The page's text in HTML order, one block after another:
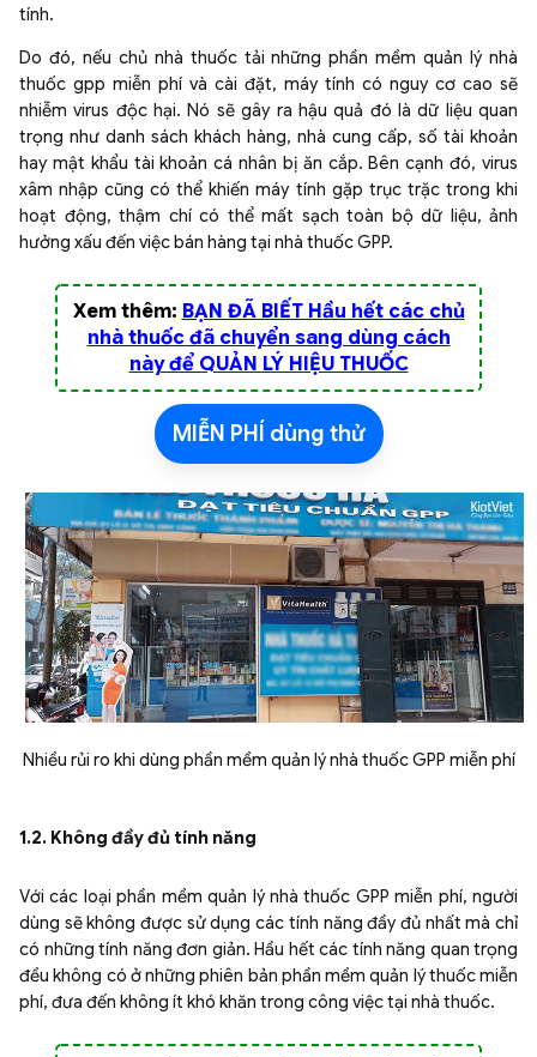
tính.
Do đó, nếu chủ nhà thuốc tải những phần mềm quản lý nhà
thuốc gpp miễn phí và cài đặt, máy tính có nguy cơ cao sẽ
nhiễm virus độc hại. Nó sẽ gây ra hậu quả đó là dữ liệu quan
trọng như danh sách khách hàng, nhà cung cấp, số tài khoản
hay mật khẩu tài khoản cá nhân bị ăn cắp. Bên cạnh đó, virus
xâm nhập cũng có thể khiến máy tính gặp trục trặc trong khi
hoạt động, thậm chí có thể mất sạch toàn bộ dữ liệu, ảnh
hưởng xấu đến việc bán hàng tại nhà thuốc GPP.
Xem thêm: BẠN ĐÃ BIẾT Hầu hết các chủ
nhà thuốc đã chuyển sang dùng cách
này để QUẢN LÝ HIỆU THUỐC
MIỄN PHÍ dùng thử
Nhiều rủi ro khi dùng phần mềm quản lý nhà thuốc GPP miễn phí
1.2. Không đầy đủ tính năng
Với các loại phần mềm quản lý nhà thuốc GPP miễn phí, người
dùng sẽ không được sử dụng các tính năng đầy đủ nhất mà chỉ
có những tính năng đơn giản. Hầu hết các tính năng quan trọng
đều không có ở những phiên bản phần mềm quản lý thuốc miễn
phí, đưa đến không ít khó khăn trong công việc tại nhà thuốc.